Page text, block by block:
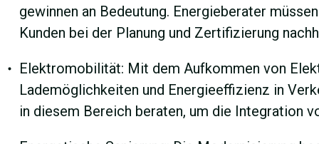
gewinnen an Bedeutung. Energieberater
Kunden bei der Planung und Zertifizierung
Elektromobilität: Mit dem Aufkommen von
Lademöglichkeiten und Energieeffizienz in
in diesem Bereich beraten, um die Integration